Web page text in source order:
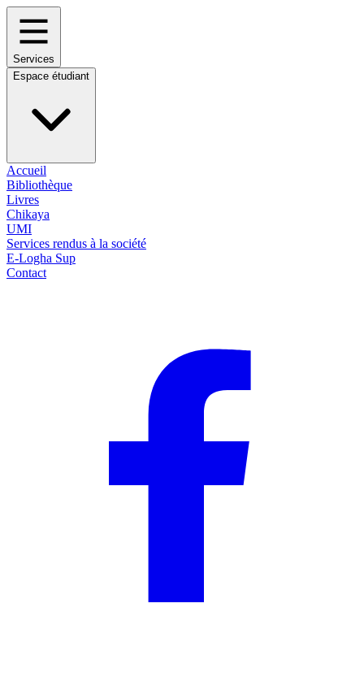
Services
Espace étudiant
Accueil
Bibliothèque
Livres
Chikaya
UMI
Services rendus à la société
E-Logha Sup
Contact